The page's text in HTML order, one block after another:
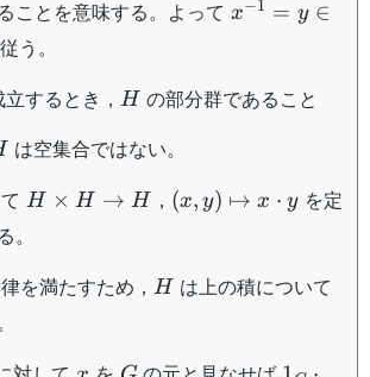
=
1_G
ことを意味する。よって x^{-1}
x−1 = y ∈
う。
するとき， H
H の部分群であること
は空集合ではない。
H
H
H × H → H ， (x,y)
y
(x, y) ↦ x ⋅ yを定
を満たすため， H
H は上の積について
x G 1_G